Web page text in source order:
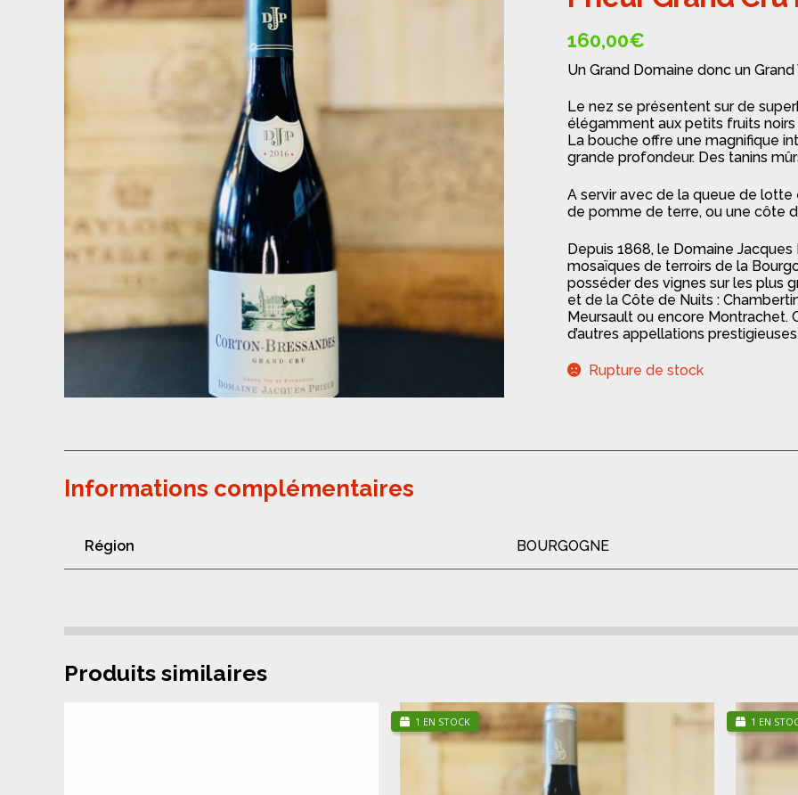
160,00€
Un Grand Domaine donc un Grand
Le nez se présentent sur de
élégamment aux petits fruits
La bouche offre une magnifique
grande profondeur. Des tanins
A servir avec de la queue de
de pomme de terre, ou une côte
Depuis 1868, le Domaine Jacques
mosaïques de terroirs de la
posséder des vignes sur les plus
et de la Côte de Nuits :
Meursault ou encore
d’autres appellations
Rupture de stock
Informations complémentaires
Région BOURGOGNE
Produits similaires
1 EN STOCK 1 EN